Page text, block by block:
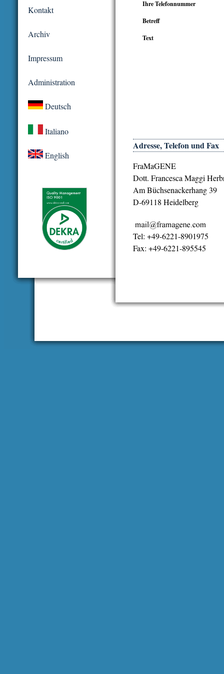
Kontakt
Archiv
Impressum
Administration
Deutsch
Italiano
English
Ihre Telefonnummer
Betreff
Text
Adresse, Telefon und Fax
FraMaGENE
Dott. Francesca Maggi
Am Büchsenackerhang 39
D-69118 Heidelberg
Tel: +49-6221-8901975
Fax: +49-6221-895545